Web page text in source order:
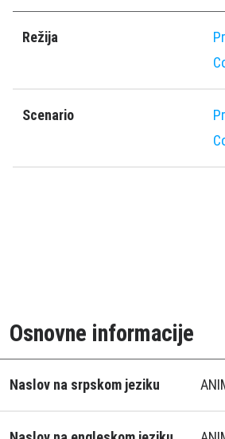
Režija
Scenario
Osnovne informacije
Naslov na srpskom jeziku